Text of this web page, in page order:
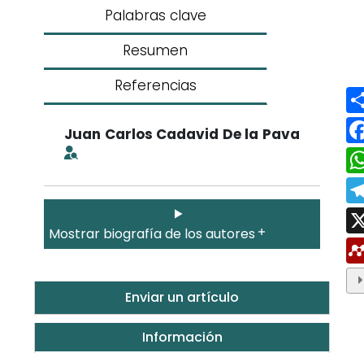
Palabras clave
Resumen
Referencias
Juan Carlos Cadavid De la Pava
Mostrar biografía de los autores
Enviar un artículo
Información